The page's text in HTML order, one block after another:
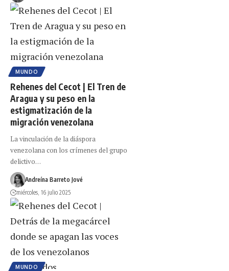
MUNDO
Rehenes del Cecot | El Tren de
Aragua y su peso en la
estigmatización de la
migración venezolana
La vinculación de la diáspora
venezolana con los crímenes del grupo
delictivo…
Andreína Barreto Jové
miércoles, 16 julio 2025
MUNDO